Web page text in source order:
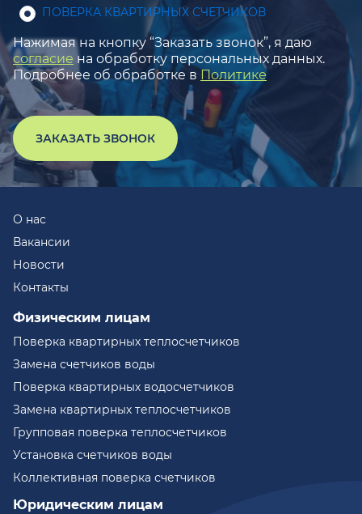
ПОВЕРКА КВАРТИРНЫХ СЧЕТЧИКОВ
Нажимая на кнопку “Заказать звонок”, я даю
согласие на обработку персональных данных.
Подробнее об обработке в Политике
ЗАКАЗАТЬ ЗВОНОК
О нас
Вакансии
Новости
Контакты
Физическим лицам
Поверка квартирных теплосчетчиков
Замена счетчиков воды
Поверка квартирных водосчетчиков
Замена квартирных теплосчетчиков
Групповая поверка теплосчетчиков
Установка счетчиков воды
Коллективная поверка счетчиков
Юридическим лицам